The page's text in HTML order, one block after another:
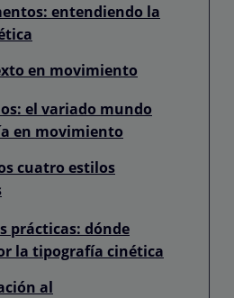
entendiendo la
en movimiento
el variado mundo
en movimiento
cuatro estilos
prácticas: dónde
la tipografía cinética
al